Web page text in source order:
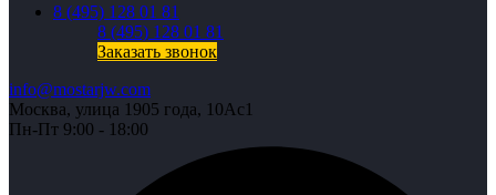
8 (495) 128 01 81
8 (495) 128 01 81
Заказать звонок
info@mostarjw.com
Москва, улица 1905 года, 10Ас1
Пн-Пт 9:00 - 18:00